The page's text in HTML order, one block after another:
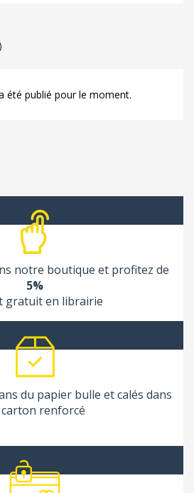
été publié pour le moment.
notre boutique et profitez de
5%
gratuit en librairie
du papier bulle et calés dans
renforcé